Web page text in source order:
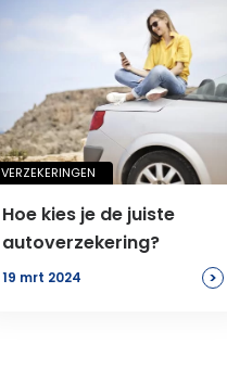
VERZEKERINGEN
Hoe kies je de juiste
autoverzekering?
19 mrt 2024 >